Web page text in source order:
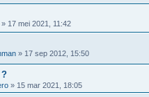
» 17 mei 2021, 11:42
» 17 sep 2012, 15:50
» 15 mar 2021, 18:05